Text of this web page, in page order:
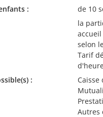
:
de 10
la
accueil
selon
Tarif
:
Autres